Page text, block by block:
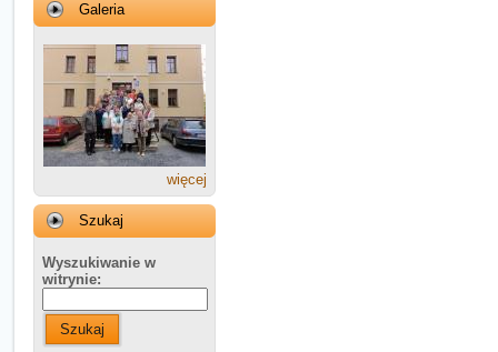
Galeria
więcej
Szukaj
Wyszukiwanie w
witrynie:
Szukaj